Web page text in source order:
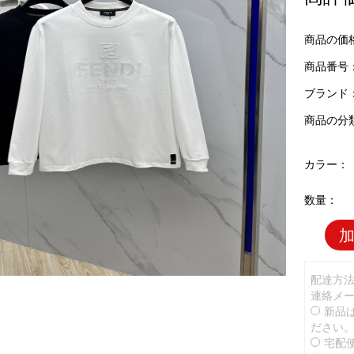
商品の価
商品番号
ブランド
商品の分
カラー：
数量：
配達方
連絡メ
新品
ださい。
宅配